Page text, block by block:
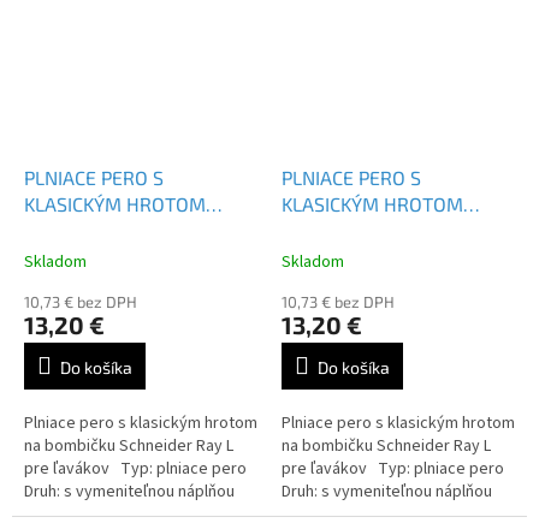
PLNIACE PERO S
KLASICKÝM HROTOM
Skladom
10,73 € bez DPH
13,20 €
Do košíka
Plniace pero s klasickým hrotom
na bombičku Schneider Ray L
pre ľavákov Typ: plniace pero
Druh: s vymeniteľnou náplňou
Farba náplne: modrá
PLNIACE PERO S
KLASICKÝM HROTOM
Skladom
10,73 € bez DPH
13,20 €
Do košíka
Plniace pero s klasickým hrotom
na bombičku Schneider Ray L
pre ľavákov Typ: plniace pero
Druh: s vymeniteľnou náplňou
Farba náplne: modrá